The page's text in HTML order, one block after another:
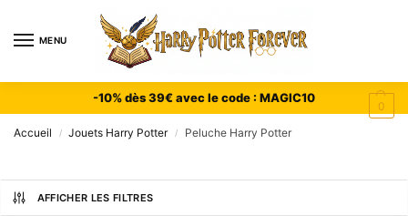
MENU
0
-10% dès 39€ avec le code : MAGIC10
Accueil / Jouets Harry Potter / Peluche Harry Potter
AFFICHER LES FILTRES